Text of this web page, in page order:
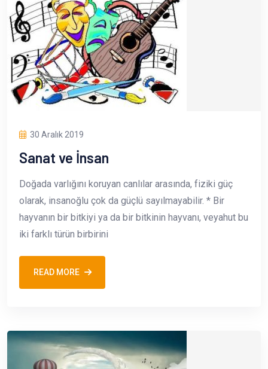
30 Aralık 2019
Sanat ve İnsan
Doğada varlığını koruyan canlılar arasında, fiziki güç
olarak, insanoğlu çok da güçlü sayılmayabilir. * Bir
hayvanın bir bitkiyi ya da bir bitkinin hayvanı, veyahut bu
iki farklı türün birbirini
READ MORE